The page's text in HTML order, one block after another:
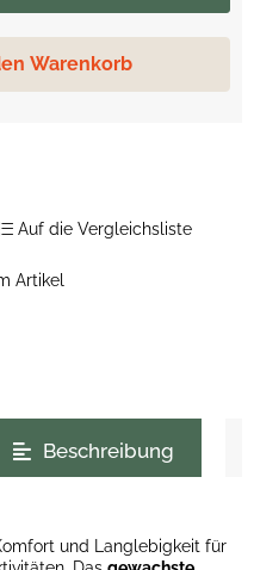
Warenkorb
Artikel
Auf die Vergleichsliste
Beschreibung
und Langlebigkeit für